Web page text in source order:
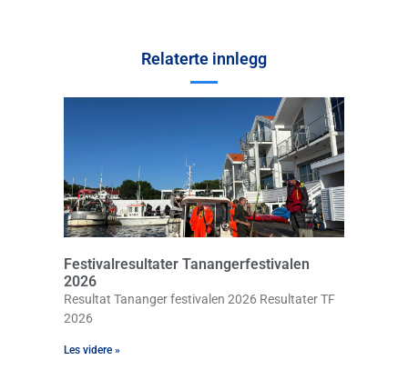
Relaterte innlegg
Festivalresultater Tanangerfestivalen
2026
Resultat Tananger festivalen 2026 Resultater TF
2026
Les videre »